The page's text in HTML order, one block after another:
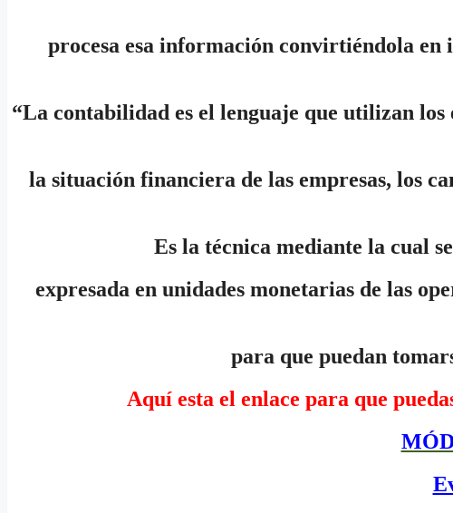
procesa esa información convirtiéndola en
“La contabilidad es el lenguaje que utilizan
la situación financiera de las empresas, los
Es la técnica mediante la cual
expresada en unidades monetarias de las
para que puedan
Aquí esta el enlace para que